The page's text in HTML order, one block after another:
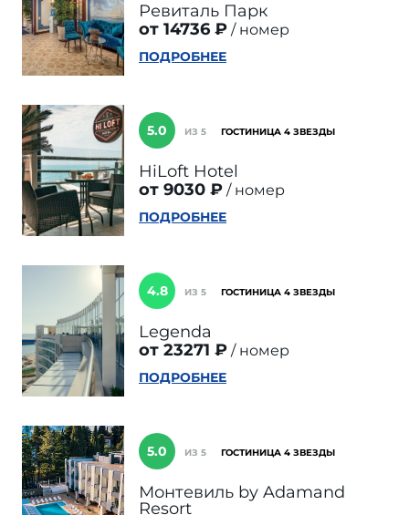
Ревиталь Парк
от 14736 ₽
номер
ПОДРОБНЕЕ
5.0 ИЗ 5 ГОСТИНИЦА 4 ЗВЕЗДЫ
HiLoft Hotel
от 9030 ₽
номер
ПОДРОБНЕЕ
4.8 ИЗ 5 ГОСТИНИЦА 4 ЗВЕЗДЫ
Legenda
от 23271 ₽
номер
ПОДРОБНЕЕ
5.0 ИЗ 5 ГОСТИНИЦА 4 ЗВЕЗДЫ
Монтевиль by Adamand
Resort